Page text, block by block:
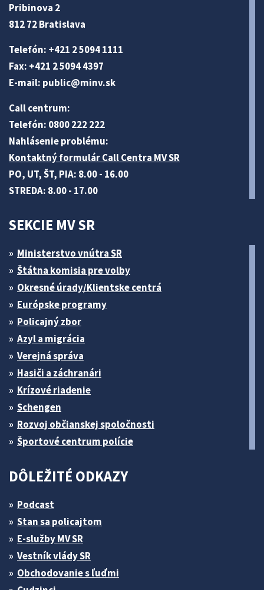
Pribinova 2
812 72 Bratislava
Telefón: +421 2 5094 1111
Fax: +421 2 5094 4397
E-mail: public@minv.sk
Call centrum:
Telefón: 0800 222 222
Nahlásenie problému:
Kontaktný formulár Call Centra MV SR
PO, UT, ŠT, PIA: 8.00 - 16.00
STREDA: 8.00 - 17.00
SEKCIE MV SR
Ministerstvo vnútra SR
Štátna komisia pre volby
Okresné úrady/Klientske centrá
Európske programy
Policajný zbor
Azyl a migrácia
Verejná správa
Hasiči a záchranári
Krízové riadenie
Schengen
Rozvoj občianskej spoločnosti
Športové centrum polície
DÔLEŽITÉ ODKAZY
Podcast
Stan sa policajtom
E-služby MV SR
Vestník vlády SR
Obchodovanie s ľuďmi